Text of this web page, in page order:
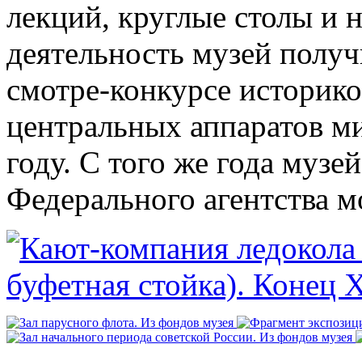
лекций, круглые столы и
деятельность музей
смотре-конкурсе
центральных аппаратов
году. С того же года
Федерального агентства